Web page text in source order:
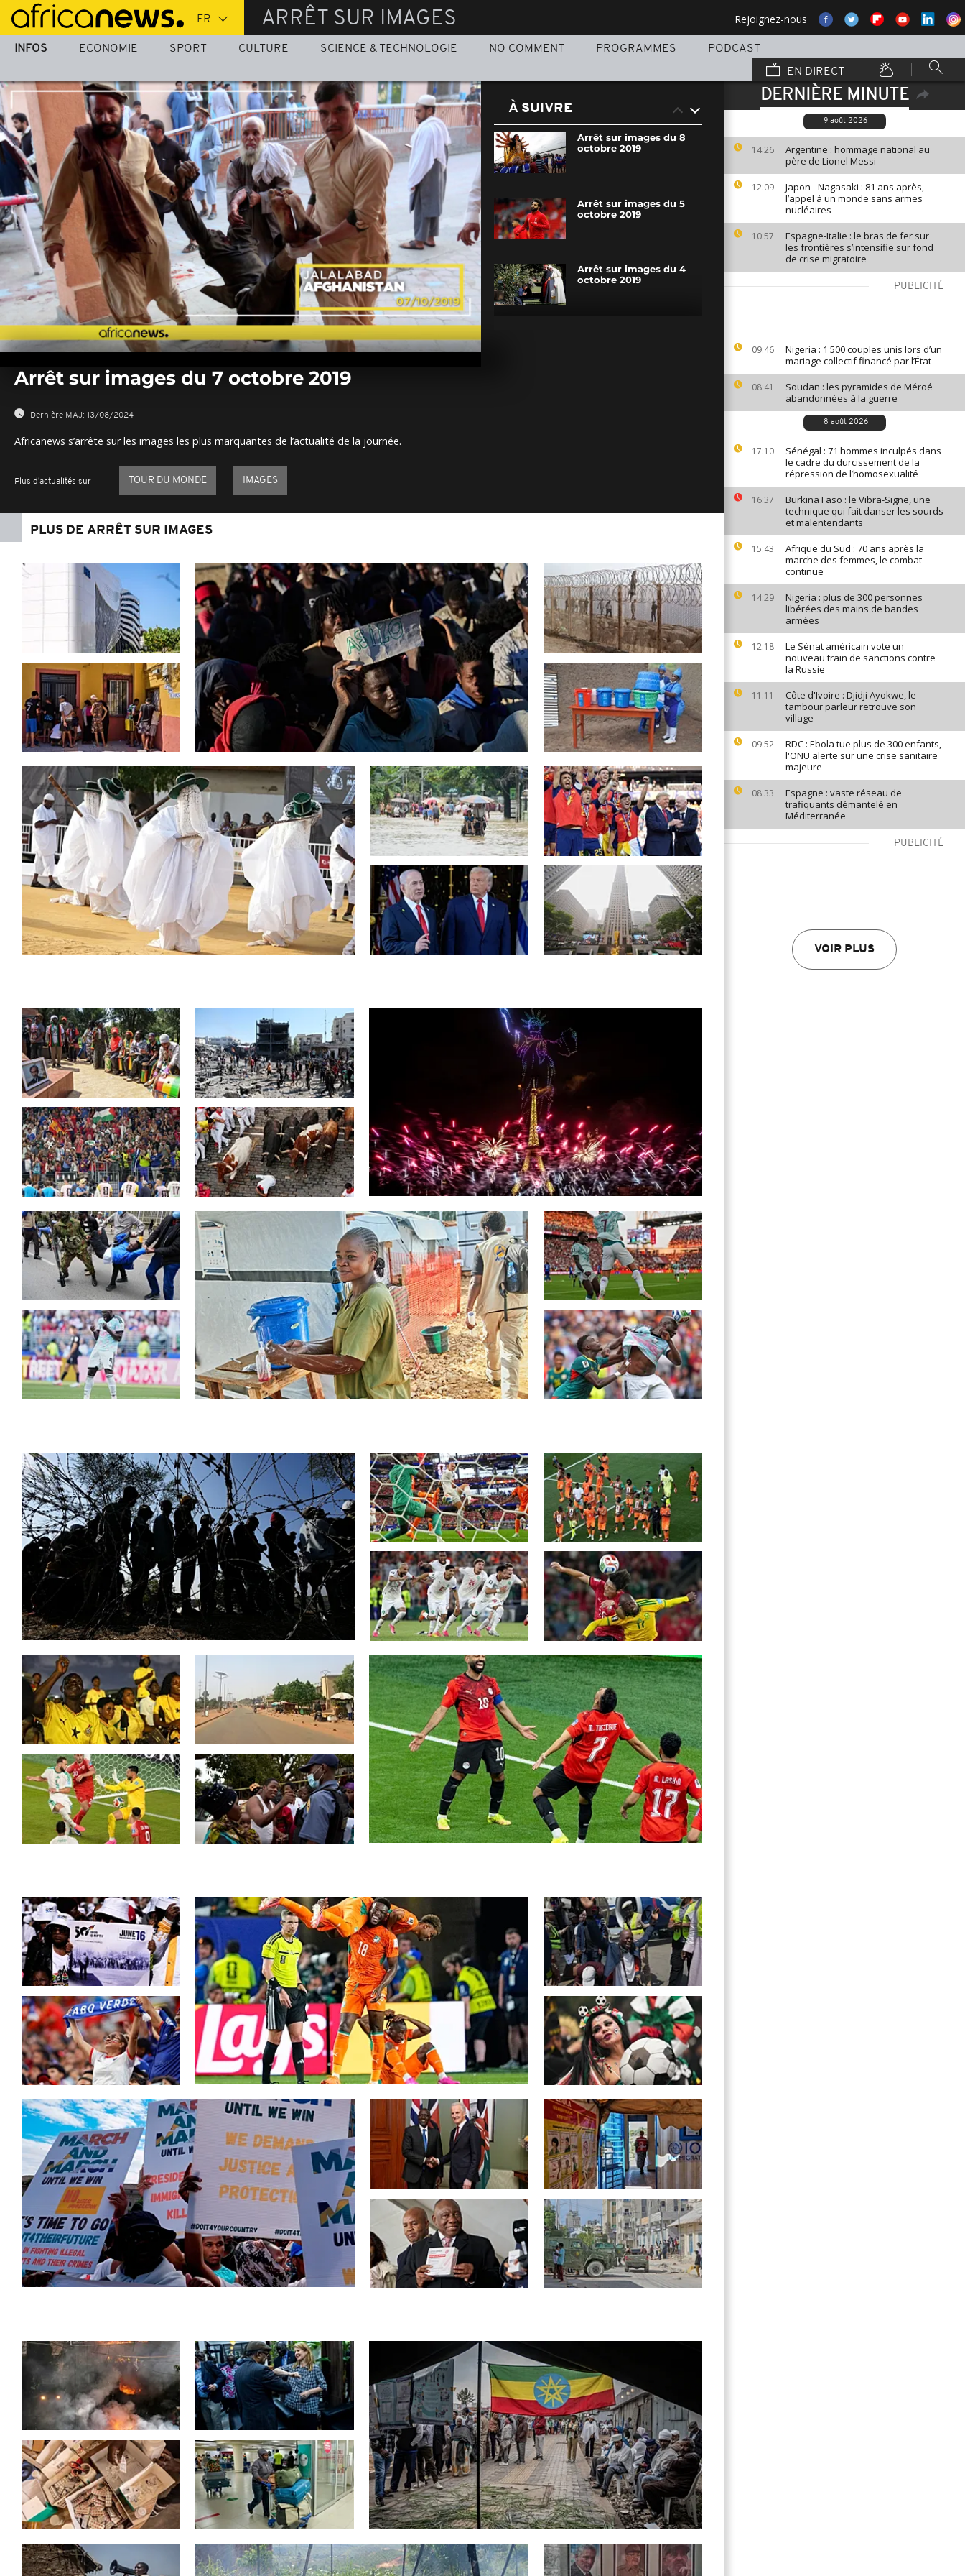
Passer
au
contenu
ARRÊT SUR IMAGES Rejoignez-nous
INFOS ECONOMIE SPORT CULTURE SCIENCE & TECHNOLOGIE NO COMMENT PROGRAMMES
PODCAST
EN DIRECT
DERNIÈRE MINUTE
9 août 2026
14:26
Argentine : hommage national au
père de Lionel Messi
12:09
Japon - Nagasaki : 81 ans après,
l’appel à un monde sans armes
nucléaires
10:57
Espagne-Italie : le bras de fer sur
les frontières s’intensifie sur fond
de crise migratoire
PUBLICITÉ
09:46
Nigeria : 1 500 couples unis lors d’un
mariage collectif financé par l’État
08:41
Soudan : les pyramides de Méroé
abandonnées à la guerre
8 août 2026
17:10
Sénégal : 71 hommes inculpés dans
le cadre du durcissement de la
répression de l’homosexualité
16:37
Burkina Faso : le Vibra-Signe, une
technique qui fait danser les sourds
et malentendants
15:43
Afrique du Sud : 70 ans après la
marche des femmes, le combat
continue
14:29
Nigeria : plus de 300 personnes
libérées des mains de bandes
armées
12:18
Le Sénat américain vote un
nouveau train de sanctions contre
la Russie
11:11
Côte d'Ivoire : Djidji Ayokwe, le
tambour parleur retrouve son
village
09:52
RDC : Ebola tue plus de 300 enfants,
l'ONU alerte sur une crise sanitaire
majeure
08:33
Espagne : vaste réseau de
trafiquants démantelé en
Méditerranée
PUBLICITÉ
VOIR PLUS
seconds
0%
Arrêt sur images du 7 octobre 2019
Dernière MAJ: 13/08/2024
Africanews s’arrête sur les images les plus marquantes de l’actualité de la journée.
Plus d'actualités sur TOUR DU MONDE IMAGES
À SUIVRE
Arrêt sur images du 8
octobre 2019
Arrêt sur images du 5
octobre 2019
Arrêt sur images du 4
octobre 2019
PLUS DE ARRÊT SUR IMAGES